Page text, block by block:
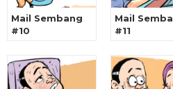
Mail Sembang
#10
Mail
#11